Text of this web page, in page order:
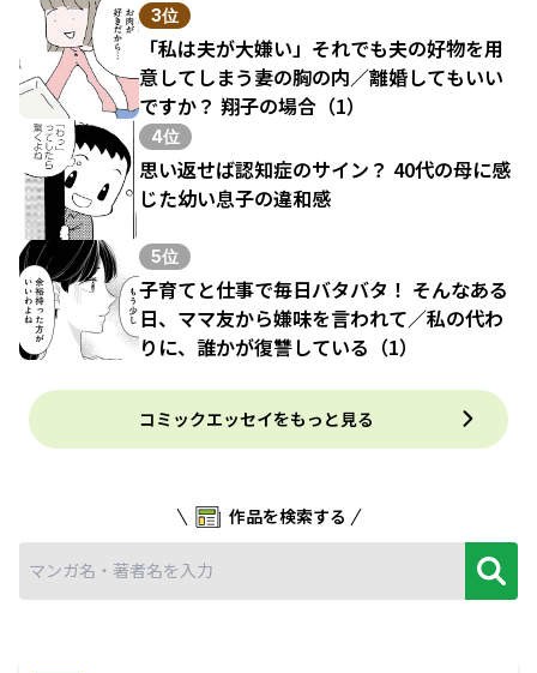
3位
「私は夫が大嫌い」それでも夫の好物を用
意してしまう妻の胸の内／離婚してもいい
ですか？ 翔子の場合（1）
4位
思い返せば認知症のサイン？ 40代の母に感
じた幼い息子の違和感
5位
子育てと仕事で毎日バタバタ！ そんなある
日、ママ友から嫌味を言われて／私の代わ
りに、誰かが復讐している（1）
コミックエッセイをもっと見る
作品を検索する